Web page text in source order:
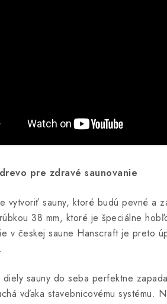
pre zdravé saunovanie
vytvoriť sauny, ktoré budú pevné a
38 mm, ktoré je špeciálne
v českej saune Hanscraft je preto
diely sauny do seba perfektne
vďaka stavebnicovému systému.